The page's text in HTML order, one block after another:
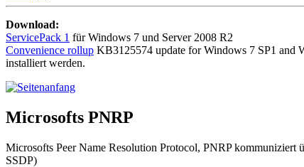
Download:
ServicePack 1 für Windows 7 und Server 2008 R2
Convenience rollup KB3125574 update for Windows 7 SP1 and
installiert werden.
Microsofts PNRP
Microsofts Peer Name Resolution Protocol, PNRP
SSDP)